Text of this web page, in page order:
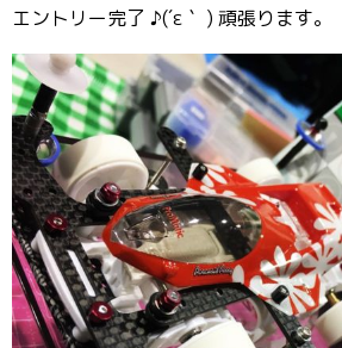
エントリー完了 ♪(´ε｀ ) 頑張ります。